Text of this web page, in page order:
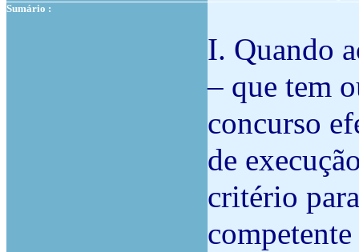
Sumário :
I. Quando
– que tem
concurso
de
critério